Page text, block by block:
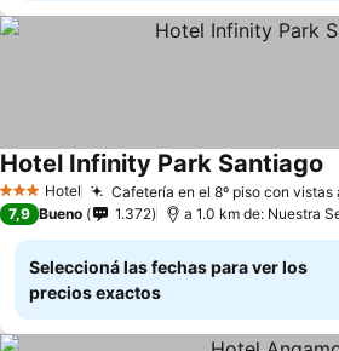
3 Estrellas
Hotel Cafetería en el 8º piso con vistas
Hotel Infinity Park Santiago
7,9 Bueno 1.372 a 1.0 km de: Nuestra
Seleccioná las fechas para ver los
precios exactos